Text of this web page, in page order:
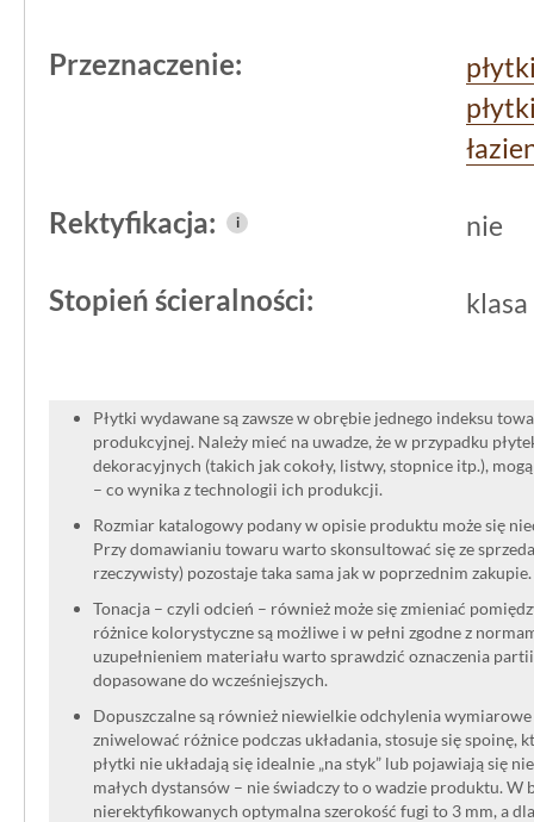
Przeznaczenie:
Rektyfikacja: i nie
Stopień ścieralności: klasa
Płytki wydawane są zawsze w obrębie jednego indeksu
produkcyjnej. Należy mieć na uwadze, że w przypadku
dekoracyjnych (takich jak cokoły, listwy, stopnice itp.),
– co wynika z technologii ich produkcji.
Rozmiar katalogowy podany w opisie produktu może się
Przy domawianiu towaru warto skonsultować się ze
rzeczywisty) pozostaje taka sama jak w poprzednim zakupie.
Tonacja – czyli odcień – również może się zmieniać
różnice kolorystyczne są możliwe i w pełni zgodne z
uzupełnieniem materiału warto sprawdzić oznaczenia
dopasowane do wcześniejszych.
Dopuszczalne są również niewielkie odchylenia
zniwelować różnice podczas układania, stosuje się spoinę,
płytki nie układają się idealnie „na styk” lub pojawiają się
małych dystansów – nie świadczy to o wadzie produktu. W
nierektyfikowanych optymalna szerokość fugi to 3 mm, a